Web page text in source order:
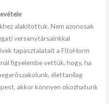
alakítottuk. Nem azonosak
versenytársainkkal
tapasztalatait a FitoHorm
figyelembe vettük, hogy, ha
élettanilag
akkor könnyen okozhatunk